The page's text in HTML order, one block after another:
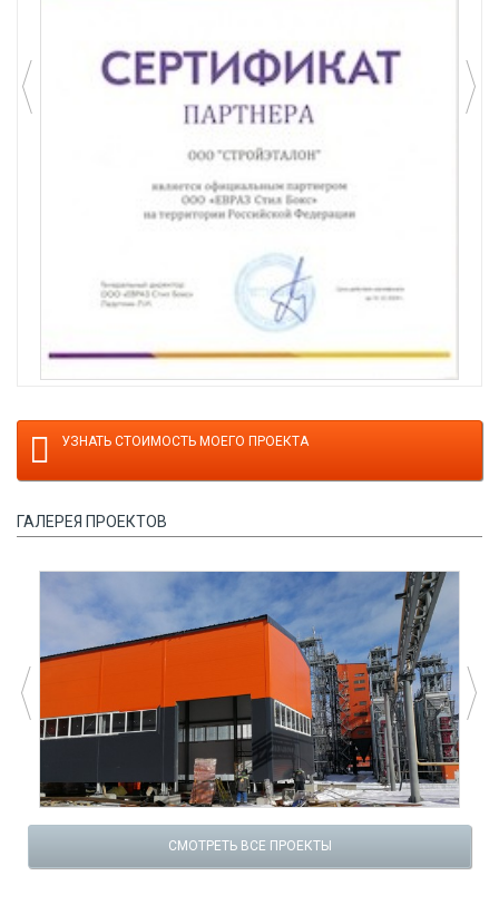
УЗНАТЬ СТОИМОСТЬ МОЕГО ПРОЕКТА
ГАЛЕРЕЯ ПРОЕКТОВ
СМОТРЕТЬ ВСЕ ПРОЕКТЫ